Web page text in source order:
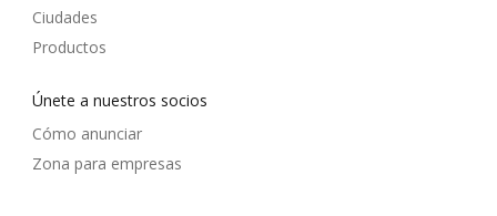
Ciudades
Productos
Únete a nuestros socios
Cómo anunciar
Zona para empresas